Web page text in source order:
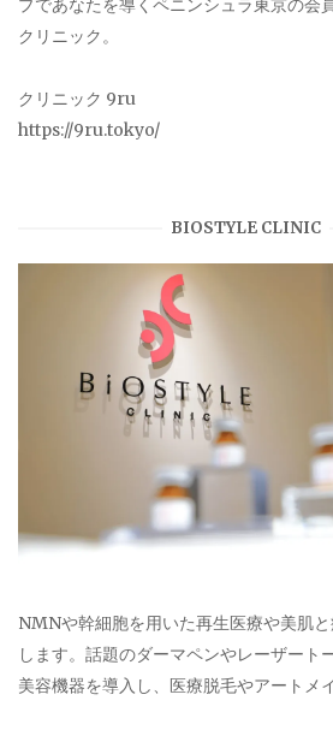
プであなたを導くペニンシュラ東京の会
クリニック。
クリニック 9ru
https://9ru.tokyo/
BIOSTYLE CLINIC
NMNや幹細胞を用いた再生医療や美肌
します。話題のダーマペンやレーザート
美容機器を導入し、医療脱毛やアートメ